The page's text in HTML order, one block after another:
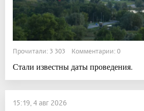
Прочитали: 3 303 Комментарии: 0
Стали известны даты проведения.
15:19, 4 авг 2026